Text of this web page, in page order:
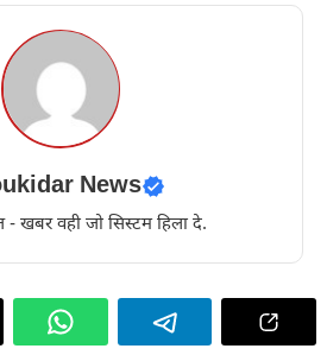
News
- खबर वही जो सिस्टम हिला दे.